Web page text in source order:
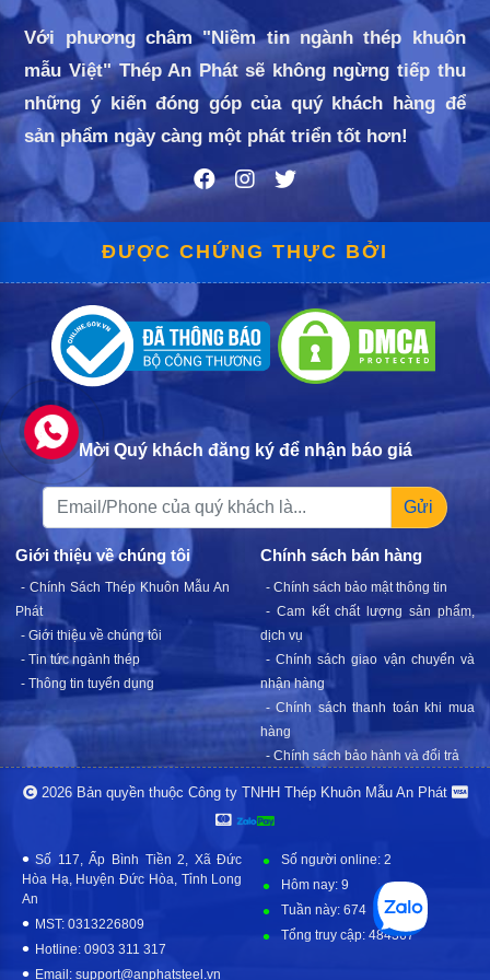
Sản phẩm tao thành từ SKT4
Với phương châm "Niềm tin ngành thép khuôn
mẫu Việt" Thép An Phát sẽ không ngừng tiếp thu
những ý kiến đóng góp của quý khách hàng để
sản phẩm ngày càng một phát triển tốt hơn!
ĐƯỢC CHỨNG THỰC BỞI
Mời Quý khách đăng ký để nhận báo giá
Gửi
Giới thiệu về chúng tôi
- Chính Sách Thép Khuôn Mẫu An
Phát
- Tin tức ngành thép
- Thông tin tuyển dụng
Chính sách bán hàng
- Chính sách bảo mật thông tin
- Cam kết chất lượng sản
dịch vụ
- Chính sách giao vận chuyển
- Chính sách thanh toán khi
hàng
2026 Bản quyền thuộc Công ty TNHH Thép Khuôn Mẫu An Phát
Số 117, Ấp Bình Tiền 2, Xã Đức
Hòa Hạ, Huyện Đức Hòa, Tỉnh Long
An
MST: 0313226809
Hotline: 0903 311 317
Email: support@anphatsteel.vn
Số người online: 2
Hôm nay: 9
Tuần này: 674
Tổng truy cập: 484367